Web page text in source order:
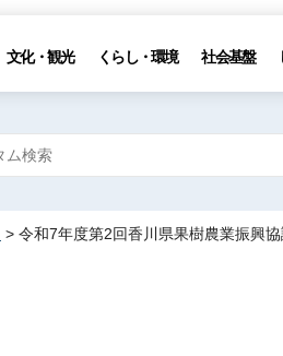
文化・観光 くらし・環境 社会基盤
> 令和7年度第2回香川県果樹農業振興